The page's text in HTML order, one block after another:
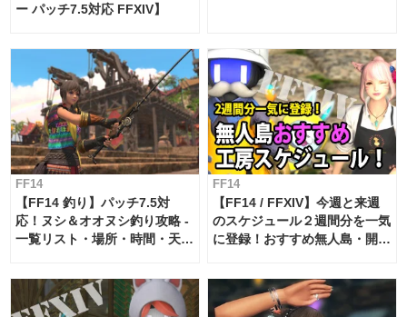
ー パッチ7.5対応 FFXIV】
FF14
【FF14 釣り】パッチ7.5対
応！ヌシ＆オオヌシ釣り攻略 -
一覧リスト・場所・時間・天
FF14
【FF14 / FFXIV】今週と来週
のスケジュール２週間分を一気
に登録！おすすめ無人島・開拓